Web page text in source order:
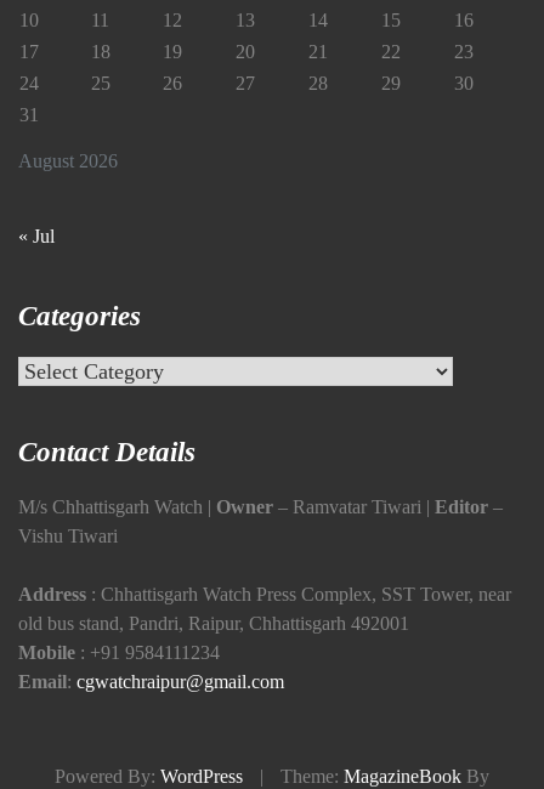
August 2026
10
11 12 13 14 15
16
17
18 19 20 21 22
23
24
25 26 27 28 29
30
31
« Jul
Categories
Categories
Contact Details
M/s Chhattisgarh Watch | Owner – Ramvatar Tiwari | Editor –
Vishu Tiwari
Address : Chhattisgarh Watch Press Complex, SST Tower, near
old bus stand, Pandri, Raipur, Chhattisgarh 492001
Mobile : +91 9584111234
Email: cgwatchraipur@gmail.com
Powered By: WordPress Theme: MagazineBook By